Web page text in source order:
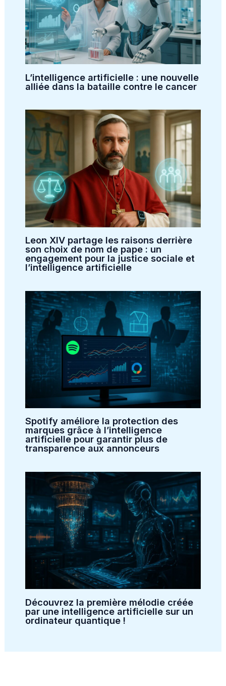
L’intelligence artificielle : une nouvelle
alliée dans la bataille contre le cancer
Leon XIV partage les raisons derrière
son choix de nom de pape : un
engagement pour la justice sociale et
l’intelligence artificielle
Spotify améliore la protection des
marques grâce à l’intelligence
artificielle pour garantir plus de
transparence aux annonceurs
Découvrez la première mélodie créée
par une intelligence artificielle sur un
ordinateur quantique !